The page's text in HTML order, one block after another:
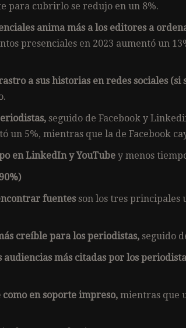
para cubrirlo se redujo en un 8%.
anima más a los editores a
presenciales en 2023 aumentó un
a sus historias en redes sociales (si
seguido de Facebook y
un 5%, mientras que la de Facebook
en LinkedIn y YouTube y menos
fuentes son los tres principales
creíble para los periodistas, seguido
audiencias más citadas por los
en soporte impreso, mientras que